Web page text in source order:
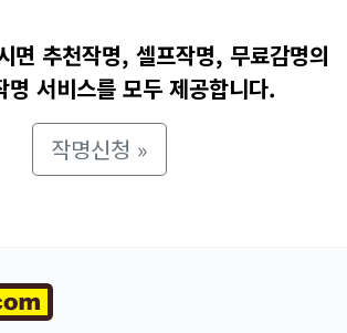
면 추천작명, 셀프작명, 무료감명의
명 서비스를 모두 제공합니다.
작명신청 »